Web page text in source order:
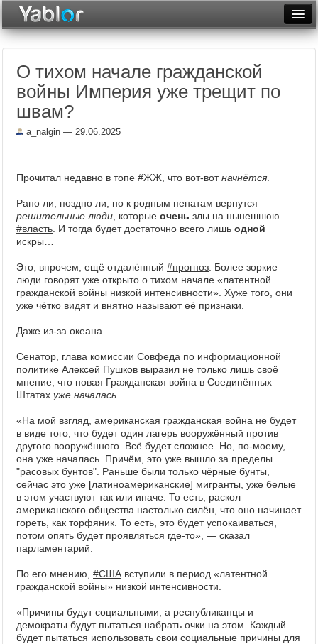
Неделя
Месяц
Фототоп
Видеотоп
О тихом начале гражданской
войны Империя уже трещит по
швам?
a_nalgin — 29.06.2025
Прочитал недавно в топе #ЖЖ , что вот-вотначнётся
Рано ли, поздно ли, но к родным пенатам вернутся
решительные люди , которые очень злы на нынешнюю
#власть . И тогда будет достаточно всего лишь одной
искры…
Это, впрочем, ещё отдалённый #прогноз . Более зоркие
люди говорят уже открыто о тихом начале «латентной
гражданской войны низкой интенсивности». Хуже того, они
уже чётко видят и внятно называют её признаки.
Даже из-за океана.
Сенатор, глава комиссии Совфеда по информационной
политике Алексей Пушков выразил не только лишь своё
мнение, что новая Гражданская война в Соединённых
Штатах уже началась
«На мой взгляд, американская гражданская война не будет
в виде того, что будет один лагерь вооружённый против
другого вооружённого. Всё будет сложнее. Но, по-моему,
она уже началась. Причём, это уже вышло за пределы
"расовых бунтов". Раньше были только чёрные бунты,
сейчас это уже [латиноамериканские] мигранты, уже белые
в этом участвуют так или иначе. То есть, раскол
американского общества настолько силён, что оно начинает
гореть, как торфяник. То есть, это будет успокаиваться,
потом опять будет проявляться где-то», — сказал
парламентарий.
По его мнению, #США вступили в период «латентной
гражданской войны» низкой интенсивности.
«Причины будут социальными, а республиканцы и
демократы будут пытаться набрать очки на этом. Каждый
будет пытаться использовать свои социальные причины для